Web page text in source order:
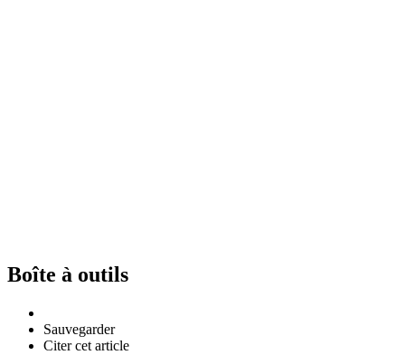
Boîte à outils
Sauvegarder
Citer cet article